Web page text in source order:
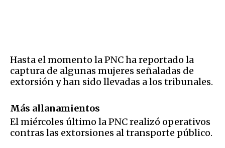
Hasta el momento la PNC ha reportado la
captura de algunas mujeres señaladas de
extorsión y han sido llevadas a los tribunales.
Más allanamientos
El miércoles último la PNC realizó operativos
contras las extorsiones al transporte público.